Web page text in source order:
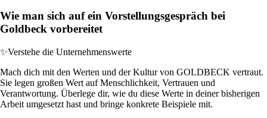
Wie man sich auf ein Vorstellungsgespräch bei
Goldbeck vorbereitet
✨Verstehe die Unternehmenswerte
Mach dich mit den Werten und der Kultur von GOLDBECK vertraut.
Sie legen großen Wert auf Menschlichkeit, Vertrauen und
Verantwortung. Überlege dir, wie du diese Werte in deiner bisherigen
Arbeit umgesetzt hast und bringe konkrete Beispiele mit.